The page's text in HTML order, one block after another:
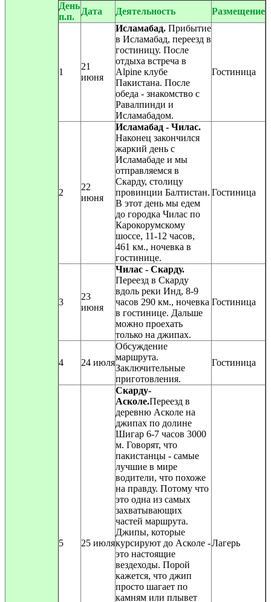
День
п.п.
Дата Деятельность Размещение
1
21
июня
Исламабад. Прибытие
в Исламабад, переезд в
гостиницу. После
отдыха встреча в
Alpine клубе
Пакистана. После
обеда - знакомство с
Равалпинди и
Исламабадом.
Гостиница
2
22
июня
Исламабад - Чилас.
Наконец закончился
жаркий день с
Исламабаде и мы
отправляемся в
Скарду, столицу
провинции Балтистан.
В этот день мы едем
до городка Чилас по
Карокорумскому
шоссе, 11-12 часов,
461 км., ночевка в
гостинице.
Гостиница
3
23
июня
Чилас - Скарду.
Переезд в Скарду
вдоль реки Инд, 8-9
часов 290 км., ночевка
в гостинице. Дальше
можно проехать
только на джипах.
Гостиница
4 24 июля
Обсуждение
маршрута.
Заключительные
приготовления.
Гостиница
5 25 июля
Скарду-
Асколе.Переезд в
деревню Асколе на
джипах по долине
Шигар 6-7 часов 3000
м. Говорят, что
пакистанцы - самые
лучшие в мире
водители, что похоже
на правду. Потому что
это одна из самых
захватывающих
частей маршрута.
Джипы, которые
курсируют до Асколе -
это настоящие
вездеходы. Порой
кажется, что джип
просто шагает по
камням или плывет
Лагерь